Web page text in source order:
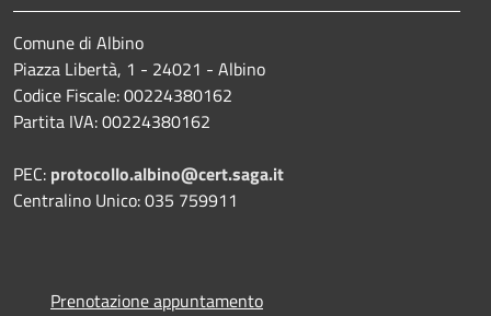
Comune di Albino
Piazza Libertà, 1 - 24021 - Albino
Codice Fiscale: 00224380162
Partita IVA: 00224380162
PEC: protocollo.albino@cert.saga.it
Centralino Unico: 035 759911
Prenotazione appuntamento